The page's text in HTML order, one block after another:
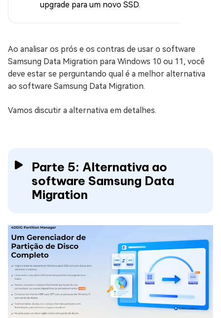
upgrade para um novo SSD.
Ao analisar os prós e os contras de usar o software
Samsung Data Migration para Windows 10 ou 11, você
deve estar se perguntando qual é a melhor alternativa
ao software Samsung Data Migration.
Vamos discutir a alternativa em detalhes.
Parte 5: Alternativa ao
software Samsung Data
Migration